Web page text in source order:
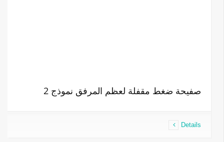
صفيحة ضغط مقفلة لعظم المرفق نموذج 2
Details